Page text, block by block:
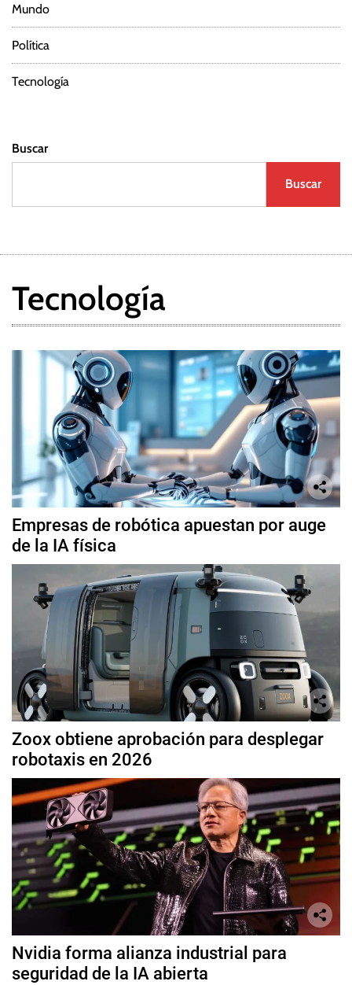
Mundo
Política
Tecnología
Buscar
Buscar
Tecnología
Empresas de robótica apuestan por auge
de la IA física
Zoox obtiene aprobación para desplegar
robotaxis en 2026
Nvidia forma alianza industrial para
seguridad de la IA abierta